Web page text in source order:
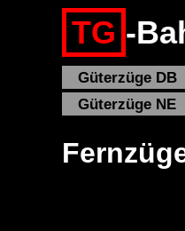
TG -
Güterzüge DB
Güterzüge NE